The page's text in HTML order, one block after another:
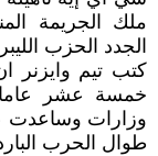
ملك الجريمة
الجدد الحزب
كتب تيم وايزنر
خمسة عشر
وزارات وساعدت
طوال الحرب